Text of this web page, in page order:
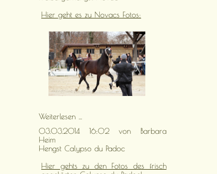
Hier geht es zu Novacs Fotos:
Weiterlesen …
03.03.2014 16:02 von Barbara
Heim
Hengst Calypso du Padoc
Hier gehts zu den Fotos des frisch